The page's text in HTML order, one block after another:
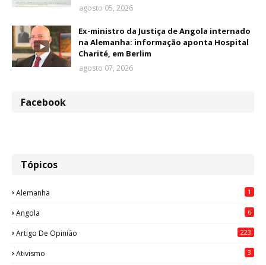
agosto 05, 2026
Ex-ministro da Justiça de Angola internado
na Alemanha: informação aponta Hospital
Charité, em Berlim
agosto 07, 2026
Facebook
Tópicos
Alemanha 1
Angola 6
Artigo De Opinião 223
Ativismo 3